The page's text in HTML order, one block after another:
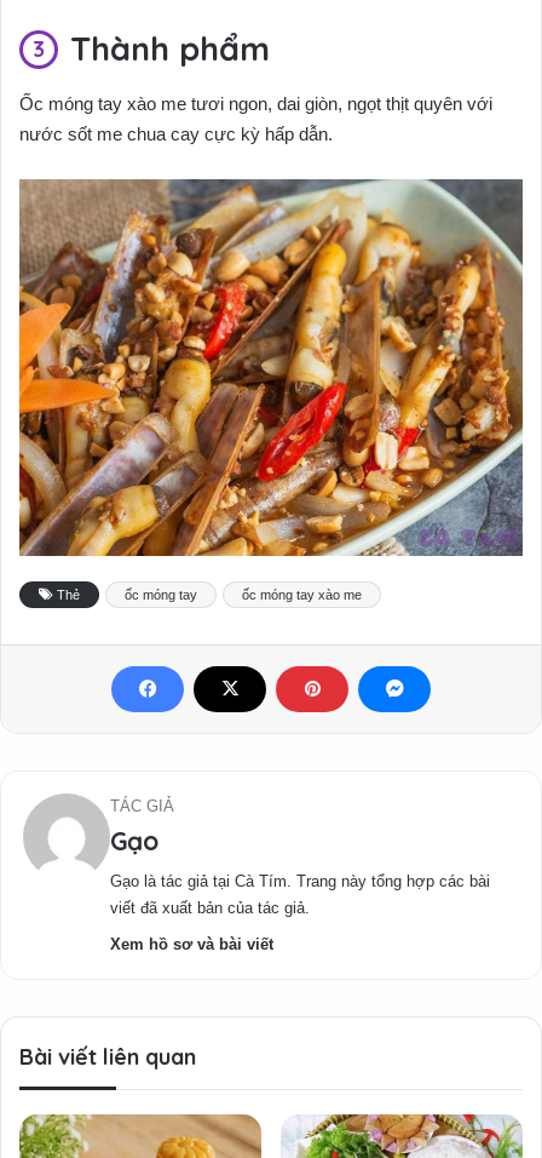
Thành phẩm
Ốc móng tay xào me tươi ngon, dai giòn, ngọt thịt quyên với
nước sốt me chua cay cực kỳ hấp dẫn.
Thẻ ốc móng tay ốc móng tay xào me
TÁC GIẢ
Gạo
Gạo là tác giả tại Cà Tím. Trang này tổng hợp các bài
viết đã xuất bản của tác giả.
Xem hồ sơ và bài viết
Bài viết liên quan